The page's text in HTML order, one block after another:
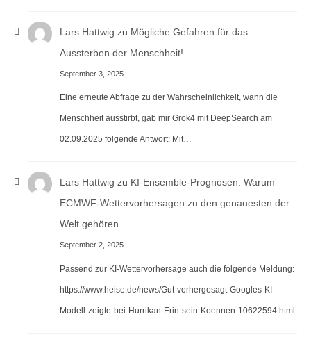
Lars Hattwig zu Mögliche Gefahren für das
Aussterben der Menschheit!
September 3, 2025
Eine erneute Abfrage zu der Wahrscheinlichkeit, wann die
Menschheit ausstirbt, gab mir Grok4 mit DeepSearch am
02.09.2025 folgende Antwort: Mit…
Lars Hattwig zu KI-Ensemble-Prognosen: Warum
ECMWF-Wettervorhersagen zu den genauesten der
Welt gehören
September 2, 2025
Passend zur KI-Wettervorhersage auch die folgende Meldung:
https://www.heise.de/news/Gut-vorhergesagt-Googles-KI-
Modell-zeigte-bei-Hurrikan-Erin-sein-Koennen-10622594.html